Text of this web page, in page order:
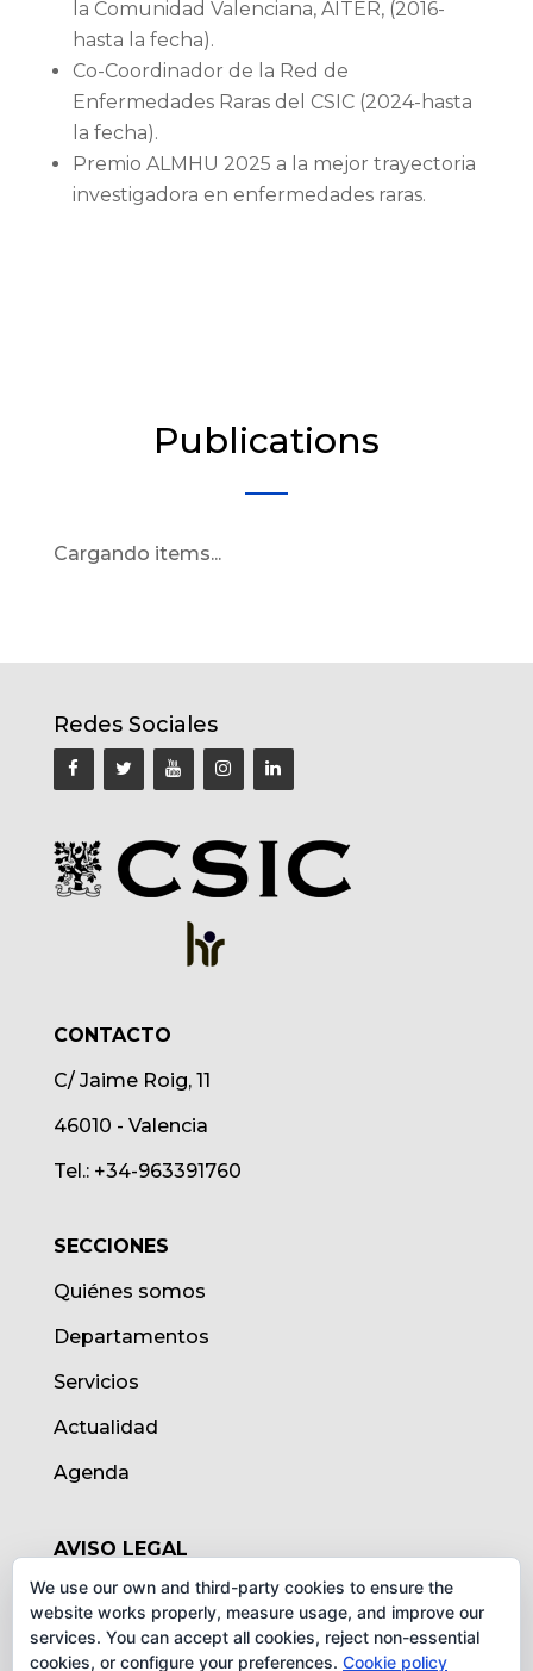
la Comunidad Valenciana, AITER, (2016-
hasta la fecha).
Co-Coordinador de la Red de
Enfermedades Raras del CSIC (2024-hasta
la fecha).
Premio ALMHU 2025 a la mejor trayectoria
investigadora en enfermedades raras.
Publications
Cargando items...
Redes Sociales
CONTACTO
C/ Jaime Roig, 11
46010 - Valencia
Tel.: +34-963391760
SECCIONES
Quiénes somos
Departamentos
Servicios
Actualidad
Agenda
AVISO LEGAL
Aviso legal
Política de cookies
We use our own and third-party cookies to ensure the
website works properly, measure usage, and improve our
services. You can accept all cookies, reject non-essential
cookies, or configure your preferences. Cookie policy